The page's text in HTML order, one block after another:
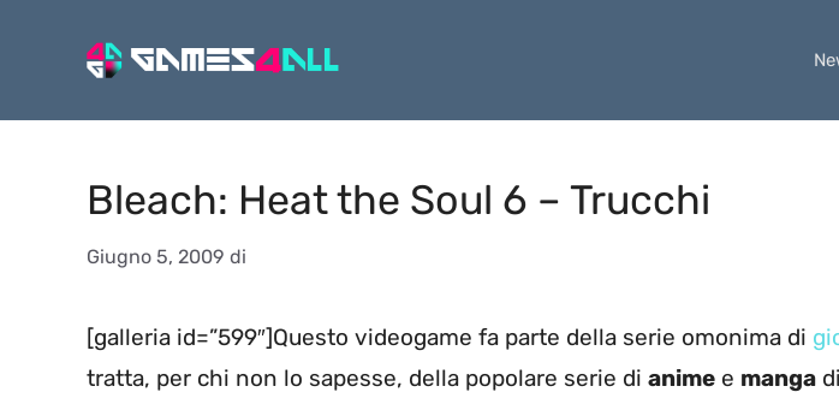
Bleach: Heat the Soul 6 – Trucchi
Giugno 5, 2009 di
[galleria id=”599″]Questo videogame fa parte della serie omonima di
tratta, per chi non lo sapesse, della popolare serie di anime e manga